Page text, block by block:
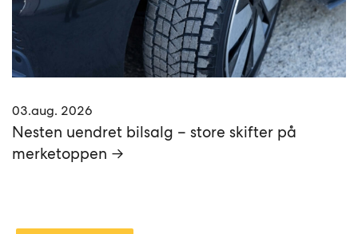
03.aug. 2026
Nesten uendret bilsalg – store skifter på
merketoppen →